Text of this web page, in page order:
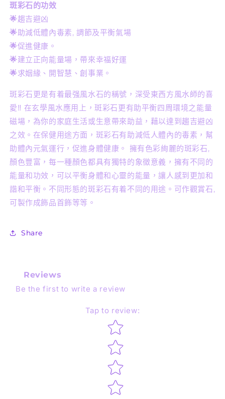
斑彩石的功效
🌟趨吉避凶
🌟助減低體內毒素, 調節及平衡氣場
🌟促進健康。
🌟建立正向能量場，帶來幸福好運
🌟求姻緣、開智慧、創事業。
斑彩石更是有着最强風水石的稱號，深受東西方風水師的喜
愛‼️ 在玄學風水應用上，斑彩石更有助平衡四周環境之能量
磁場，為你的家庭生活或生意帶來助益，藉以達到趨吉避凶
之效。在保健用途方面，斑彩石有助減低人體內的毒素，幫
助體內元氣運行，促進身體健康。 擁有色彩絢麗的斑彩石,
顏色豐富，每一種顏色都具有獨特的象徵意義，擁有不同的
能量和功效，可以平衡身體和心靈的能量，讓人感到更加和
諧和平衡。不同形態的斑彩石有着不同的用途。可作觀賞石,
可製作成飾品首飾等等。
Share
Reviews
Be the first to write a review
Tap to review:
Star rating